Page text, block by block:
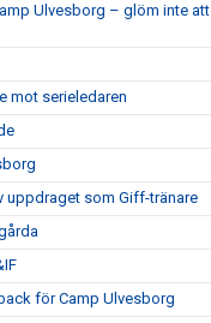
Ulvesborg – glöm inte att
mot serieledaren
uppdraget som Giff-tränare
för Camp Ulvesborg